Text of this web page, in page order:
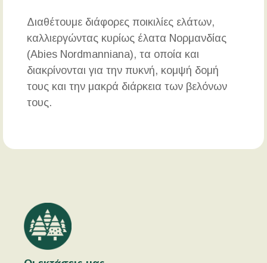
Διαθέτουμε διάφορες ποικιλίες ελάτων,
καλλιεργώντας κυρίως έλατα Νορμανδίας
(Abies Νordmanniana), τα οποία και
διακρίνονται για την πυκνή, κομψή δομή
τους και την μακρά διάρκεια των βελόνων
τους.